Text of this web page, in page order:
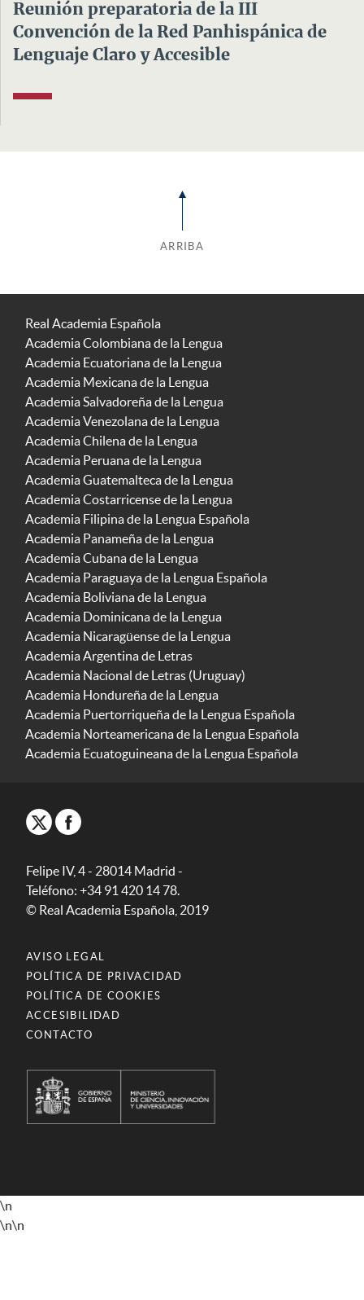
Reunión preparatoria de la III
Convención de la Red Panhispánica de
Lenguaje Claro y Accesible
ARRIBA
Real Academia Española
Academia Colombiana de la Lengua
Academia Ecuatoriana de la Lengua
Academia Mexicana de la Lengua
Academia Salvadoreña de la Lengua
Academia Venezolana de la Lengua
Academia Chilena de la Lengua
Academia Peruana de la Lengua
Academia Guatemalteca de la Lengua
Academia Costarricense de la Lengua
Academia Filipina de la Lengua Española
Academia Panameña de la Lengua
Academia Cubana de la Lengua
Academia Paraguaya de la Lengua Española
Academia Boliviana de la Lengua
Academia Dominicana de la Lengua
Academia Nicaragüense de la Lengua
Academia Argentina de Letras
Academia Nacional de Letras (Uruguay)
Academia Hondureña de la Lengua
Academia Puertorriqueña de la Lengua Española
Academia Norteamericana de la Lengua Española
Academia Ecuatoguineana de la Lengua Española
Felipe IV, 4 - 28014 Madrid -
Teléfono: +34 91 420 14 78.
© Real Academia Española, 2019
AVISO LEGAL
POLÍTICA DE PRIVACIDAD
POLÍTICA DE COOKIES
ACCESIBILIDAD
CONTACTO
\n
\n\n